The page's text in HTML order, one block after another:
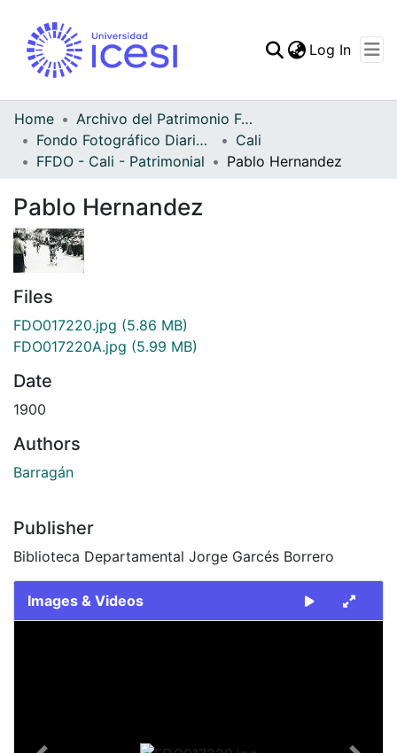
Statistics
Log In
Home
Archivo del Patrimonio Fotográfico y Fílmico del Valle del Cauca
Fondo Fotográfico Diario Occidente
Cali
FFDO - Cali - Patrimonial
Pablo Hernandez
Pablo Hernandez
Files
FDO017220.jpg (5.86 MB)
FDO017220A.jpg (5.99 MB)
Date
1900
Authors
Barragán
Publisher
Biblioteca Departamental Jorge Garcés Borrero
Images & Videos